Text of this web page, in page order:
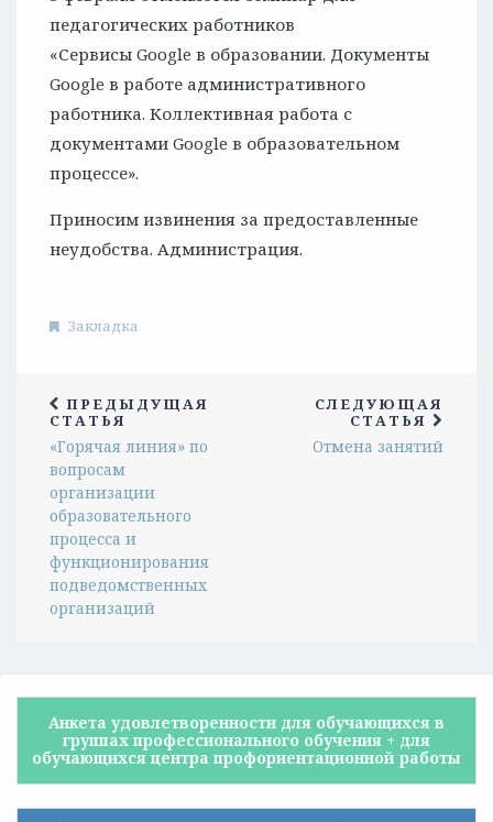
педагогических работников
«Сервисы Google в образовании. Документы
Google в работе административного
работника. Коллективная работа с
документами Google в образовательном
процессе».
Приносим извинения за предоставленные
неудобства. Администрация.
Закладка
ПРЕДЫДУЩАЯ
СТАТЬЯ
«Горячая линия» по
вопросам
организации
образовательного
процесса и
функционирования
подведомственных
организаций
СЛЕДУЮЩАЯ
СТАТЬЯ
Отмена занятий
Анкета удовлетворенности для обучающихся в
группах профессионального обучения + для
обучающихся центра профориентационной работы